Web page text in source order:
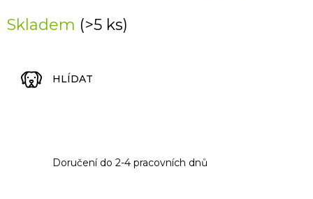
Skladem (>5 ks)
HLÍDAT
Doručení do 2-4 pracovních dnů